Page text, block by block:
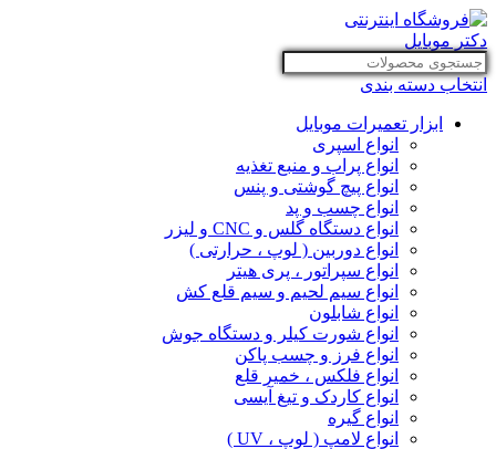
انتخاب دسته بندی
ابزار تعمیرات موبایل
انواع اسپری
انواع پراب و منبع تغذیه
انواع پیچ گوشتی و پنس
انواع چسب و پد
انواع دستگاه گلس و CNC و لیزر
انواع دوربین ( لوپ ، حرارتی )
انواع سپراتور ، پری هیتر
انواع سیم لحیم و سیم قلع کش
انواع شابلون
انواع شورت کیلر و دستگاه جوش
انواع فرز و چسب پاکن
انواع فلکس ، خمیر قلع
انواع کاردک و تیغ آیسی
انواع گیره
انواع لامپ ( لوپ ، UV )